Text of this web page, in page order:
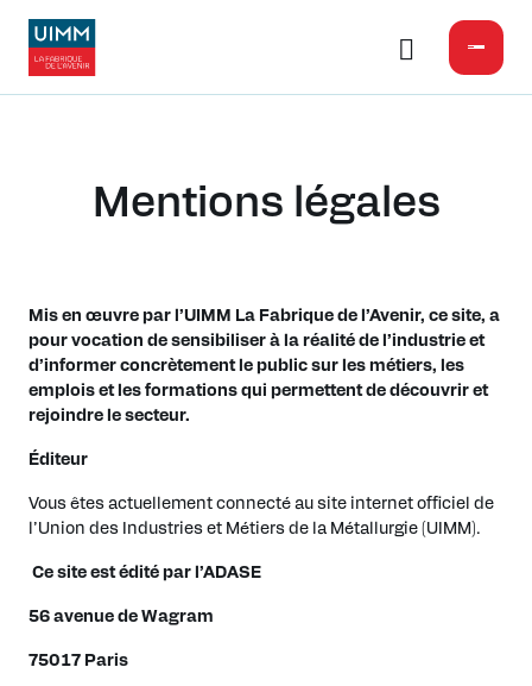
Mentions légales
Mis en œuvre par l’UIMM La Fabrique de l’Avenir, ce site, a
pour vocation de sensibiliser à la réalité de l’industrie et
d’informer concrètement le public sur les métiers, les
emplois et les formations qui permettent de découvrir et
rejoindre le secteur.
Éditeur
Vous êtes actuellement connecté au site internet officiel de
l’Union des Industries et Métiers de la Métallurgie (UIMM).
Ce site est édité par l’ADASE
56 avenue de Wagram
75017 Paris